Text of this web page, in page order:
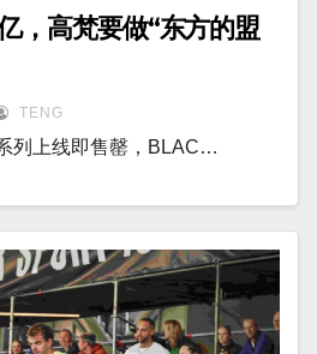
，高梵要做“东方的盟
TENG
列上线即售罄，BLAC…